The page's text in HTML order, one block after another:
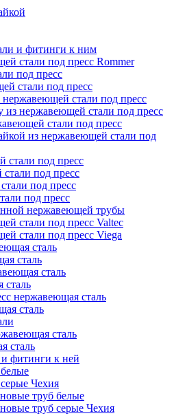
и фитинги к ним
стали под пресс Rommer
под пресс
стали под пресс
стали под пресс
из нержавеющей стали под пресс
стали под пресс
из нержавеющей стали под
стали под пресс
под пресс
под пресс
под пресс
нержавеющей трубы
стали под пресс Valtec
стали под пресс Viega
сталь
сталь
сталь
нержавеющая сталь
сталь
сталь
сталь
фитинги к ней
Чехия
труб белые
труб серые Чехия